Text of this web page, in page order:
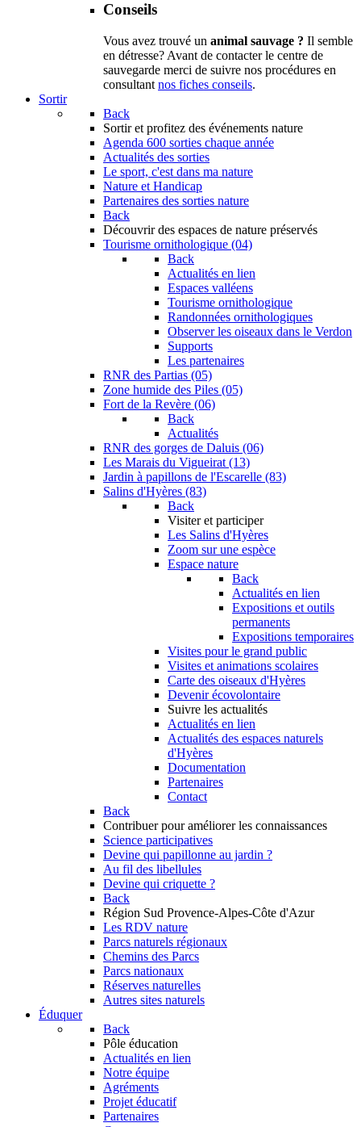
Conseils
Vous avez trouvé un animal sauvage ? Il semble
en détresse? Avant de contacter le centre de
sauvegarde merci de suivre nos procédures en
consultant nos fiches conseils.
Sortir
Back
Sortir et profitez des événements nature
Agenda 600 sorties chaque année
Actualités des sorties
Le sport, c'est dans ma nature
Nature et Handicap
Partenaires des sorties nature
Back
Découvrir des espaces de nature préservés
Tourisme ornithologique (04)
Back
Actualités en lien
Espaces valléens
Tourisme ornithologique
Randonnées ornithologiques
Observer les oiseaux dans le Verdon
Supports
Les partenaires
RNR des Partias (05)
Zone humide des Piles (05)
Fort de la Revère (06)
Back
Actualités
RNR des gorges de Daluis (06)
Les Marais du Vigueirat (13)
Jardin à papillons de l'Escarelle (83)
Salins d'Hyères (83)
Back
Visiter et participer
Les Salins d'Hyères
Zoom sur une espèce
Espace nature
Back
Actualités en lien
Expositions et outils
permanents
Expositions temporaires
Visites pour le grand public
Visites et animations scolaires
Carte des oiseaux d'Hyères
Devenir écovolontaire
Suivre les actualités
Actualités en lien
Actualités des espaces naturels
d'Hyères
Documentation
Partenaires
Contact
Back
Contribuer pour améliorer les connaissances
Science participatives
Devine qui papillonne au jardin ?
Au fil des libellules
Devine qui criquette ?
Back
Région Sud Provence-Alpes-Côte d'Azur
Les RDV nature
Parcs naturels régionaux
Chemins des Parcs
Parcs nationaux
Réserves naturelles
Autres sites naturels
Éduquer
Back
Pôle éducation
Actualités en lien
Notre équipe
Agréments
Projet éducatif
Partenaires